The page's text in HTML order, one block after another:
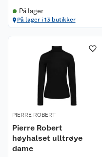
På lager
På lager i 13 butikker
PIERRE ROBERT
Pierre Robert
høyhalset ulltrøye
dame